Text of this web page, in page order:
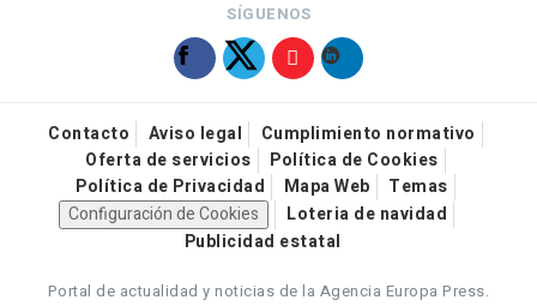
SÍGUENOS
Contacto Aviso legal
Cumplimiento normativo
Oferta de servicios
Política de Cookies
Política de Privacidad
Mapa Web
Temas
Configuración de Cookies
Loteria de navidad
Publicidad estatal
Portal de actualidad y noticias de la Agencia Europa Press.